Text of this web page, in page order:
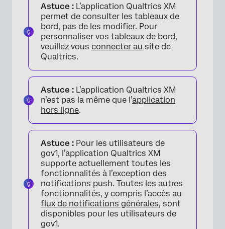
Astuce : L’application Qualtrics XM
permet de consulter les tableaux de
bord, pas de les modifier. Pour
personnaliser vos tableaux de bord,
veuillez vous connecter au site de
Qualtrics.
Astuce : L’application Qualtrics XM
n’est pas la même que l’application
hors ligne.
Astuce : Pour les utilisateurs de
gov1, l’application Qualtrics XM
supporte actuellement toutes les
fonctionnalités à l’exception des
notifications push. Toutes les autres
fonctionnalités, y compris l’accès au
flux de notifications générales, sont
disponibles pour les utilisateurs de
gov1.